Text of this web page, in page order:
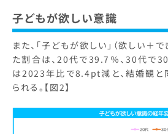
子どもが欲しい意識
また、「子どもが欲しい」（欲しい＋
た割合は、20代で39.7％、30代で
は2023年比で8.4pt減と、結婚観と
られる。【図2】